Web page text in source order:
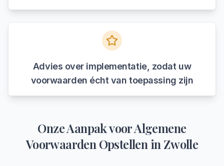
Advies over implementatie, zodat uw
voorwaarden écht van toepassing zijn
Onze Aanpak voorAlgemene
Voorwaarden Opstellen in Zwolle